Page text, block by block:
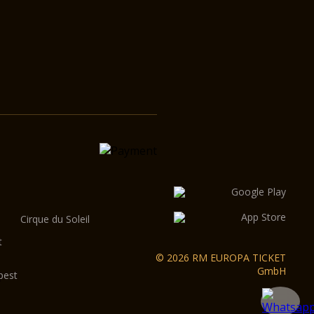
Cirque du Soleil
© 2026 RM EUROPA TICKET
GmbH